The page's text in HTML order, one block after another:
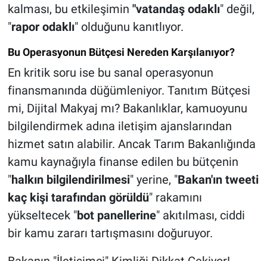
kalması, bu etkileşimin "vatandaş odaklı" değil,
"rapor odaklı" olduğunu kanıtlıyor.
Bu Operasyonun Bütçesi Nereden Karşılanıyor?
En kritik soru ise bu sanal operasyonun
finansmanında düğümleniyor. Tanıtım Bütçesi
mi, Dijital Makyaj mı? Bakanlıklar, kamuoyunu
bilgilendirmek adına iletişim ajanslarından
hizmet satın alabilir. Ancak Tarım Bakanlığında
kamu kaynağıyla finanse edilen bu bütçenin
"halkın bilgilendirilmesi" yerine, "Bakan'ın tweeti
kaç kişi tarafından görüldü" rakamını
yükseltecek "bot panellerine" akıtılması, ciddi
bir kamu zararı tartışmasını doğuruyor.